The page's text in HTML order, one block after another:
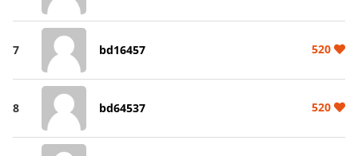
7 bd16457 520
8 bd64537 520